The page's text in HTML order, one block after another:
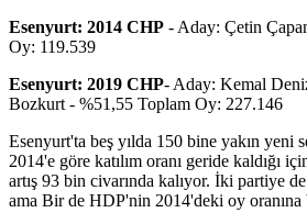
Esenyurt: 2014 CHP - Aday: Çetin
Oy: 119.539
Esenyurt: 2019 CHP- Aday: Kemal
Bozkurt - %51,55 Toplam Oy: 227.146
Esenyurt'ta beş yılda 150 bine yakın yeni
2014'e göre katılım oranı geride kaldığı
artış 93 bin civarında kalıyor. İki partiye
ama Bir de HDP'nin 2014'deki oy oranına